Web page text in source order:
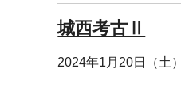
城西考古Ⅱ
2024年1月20日（土